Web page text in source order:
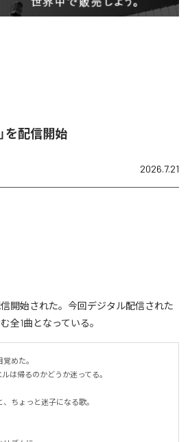
を配信開始
2026.7.21
信開始された。今回デジタル配信された
全1曲となっている。
めた。
は帰るのかどうか迷ってる。
ちょっと迷子になる歌。